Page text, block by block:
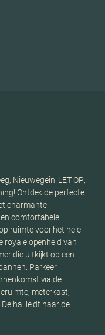
Nieuwegein. LET OP;
Ontdek de perfecte
charmante
comfortabele
ruimte voor het hele
royale openheid van
die uitkijkt op een
Parkeer
via de
meterkast,
hal leidt naar de…